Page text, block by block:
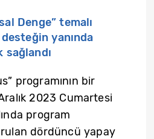
Denge” temalı
yanında
programının bir
2023 Cumartesi
program
dördüncü yapay